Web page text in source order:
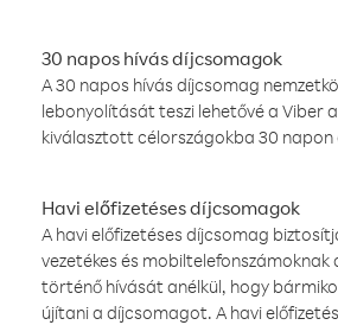
30 napos hívás díjcsomagok
A 30 napos hívás díjcsomag
lebonyolítását teszi lehetővé a Viber
kiválasztott célországokba 30 napon
Havi előfizetéses díjcsomagok
A havi előfizetéses díjcsomag
vezetékes és mobiltelefonszámoknak
történő hívását anélkül, hogy
újítani a díjcsomagot. A havi